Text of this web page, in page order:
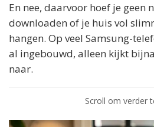
En nee, daarvoor hoef je geen
downloaden of je huis vol
hangen. Op veel Samsung-
al ingebouwd, alleen kijkt
naar.
Scroll om verder